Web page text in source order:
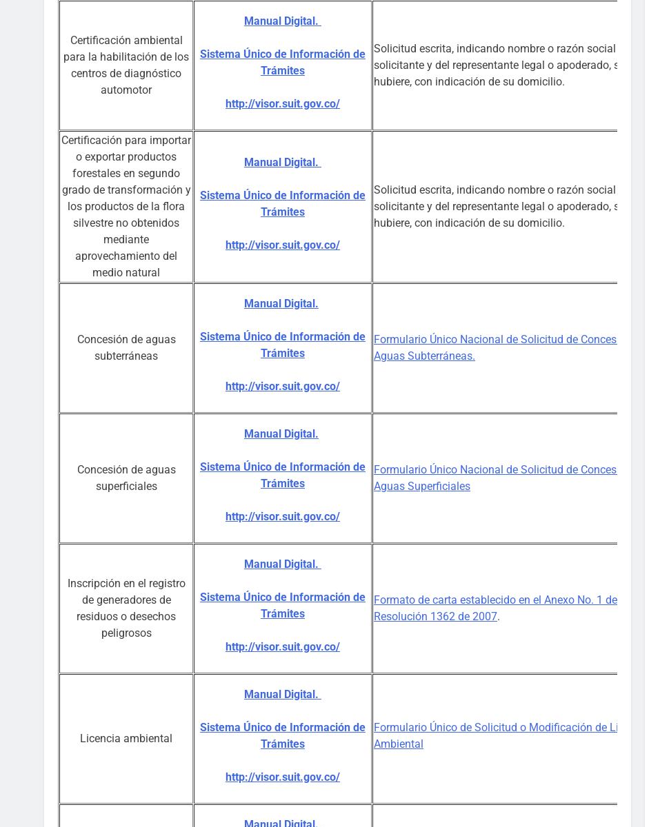
Certificación ambiental
para la habilitación de los
centros de diagnóstico
automotor
Manual Digital.
Sistema Único de Información de
Trámites
http://visor.suit.gov.co/
Solicitud escrita, indicando nombre o razón social del
solicitante y del representante legal o apoderado, si los
hubiere, con indicación de su domicilio.
Certificación para importar
o exportar productos
forestales en segundo
grado de transformación y
los productos de la flora
silvestre no obtenidos
mediante
aprovechamiento del
medio natural
Manual Digital.
Sistema Único de Información de
Trámites
http://visor.suit.gov.co/
Solicitud escrita, indicando nombre o razón social del
solicitante y del representante legal o apoderado, si los
hubiere, con indicación de su domicilio.
Concesión de aguas
subterráneas
Manual Digital.
Sistema Único de Información de
Trámites
http://visor.suit.gov.co/
Formulario Único Nacional de Solicitud de Concesión de
Aguas Subterráneas.
Concesión de aguas
superficiales
Manual Digital.
Sistema Único de Información de
Trámites
http://visor.suit.gov.co/
Formulario Único Nacional de Solicitud de Concesión de
Aguas Superficiales
Inscripción en el registro
de generadores de
residuos o desechos
peligrosos
Manual Digital.
Sistema Único de Información de
Trámites
http://visor.suit.gov.co/
Formato de carta establecido en el Anexo No. 1 de la
Resolución 1362 de 2007.
Licencia ambiental
Manual Digital.
Sistema Único de Información de
Trámites
http://visor.suit.gov.co/
Formulario Único de Solicitud o Modificación de Licencia
Ambiental